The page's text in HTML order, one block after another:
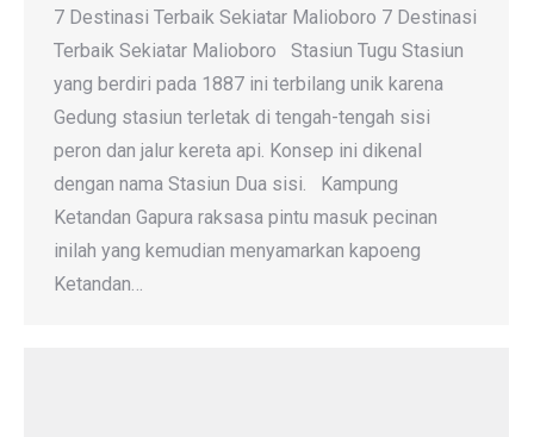
7 Destinasi Terbaik Sekiatar Malioboro 7 Destinasi
Terbaik Sekiatar Malioboro Stasiun Tugu Stasiun
yang berdiri pada 1887 ini terbilang unik karena
Gedung stasiun terletak di tengah-tengah sisi
peron dan jalur kereta api. Konsep ini dikenal
dengan nama Stasiun Dua sisi. Kampung
Ketandan Gapura raksasa pintu masuk pecinan
inilah yang kemudian menyamarkan kapoeng
Ketandan…